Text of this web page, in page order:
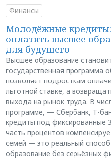
Финансы
Молодёжные
оплатить высшее
для будущего
Высшее образование
государственная программа
позволяет подросткам
льготной ставке, а
выхода на рынок труда. В
программе, — Сбербанк, Т-
кредиты под фиксированные
часть процентов
семей — это реальный
образование без серьёзных